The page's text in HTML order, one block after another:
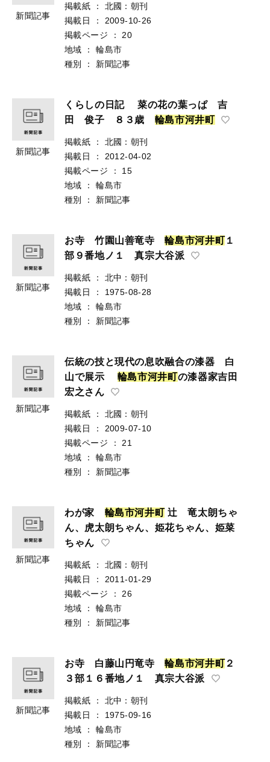
新聞記事
掲載紙 ：
北國：朝刊
掲載日
：
2009-10-26
掲載ページ
：
20
地域
：
輪島市
種別
： 新聞記事
新聞記事
くらしの日記 菜の花の葉っぱ 吉
田 俊子 ８３歳 輪島市河井町
掲載紙 ：
北國：朝刊
掲載日
：
2012-04-02
掲載ページ
：
15
地域
：
輪島市
種別
： 新聞記事
新聞記事
お寺 竹園山善竜寺輪島市河井町１
部９番地ノ１ 真宗大谷派
掲載紙 ：
北中：朝刊
掲載日
：
1975-08-28
地域
：
輪島市
種別
： 新聞記事
新聞記事
伝統の技と現代の息吹融合の漆器 白
山で展示 輪島市河井町の漆器家吉田
宏之さん
掲載紙 ：
北國：朝刊
掲載日
：
2009-07-10
掲載ページ
：
21
地域
：
輪島市
種別
： 新聞記事
新聞記事
わが家 輪島市河井町辻 竜太朗ちゃ
ん、虎太朗ちゃん、姫花ちゃん、姫菜
ちゃん
掲載紙 ：
北國：朝刊
掲載日
：
2011-01-29
掲載ページ
：
26
地域
：
輪島市
種別
： 新聞記事
新聞記事
お寺 白藤山円竜寺輪島市河井町２
３部１６番地ノ１ 真宗大谷派
掲載紙 ：
北中：朝刊
掲載日
：
1975-09-16
地域
：
輪島市
種別
： 新聞記事